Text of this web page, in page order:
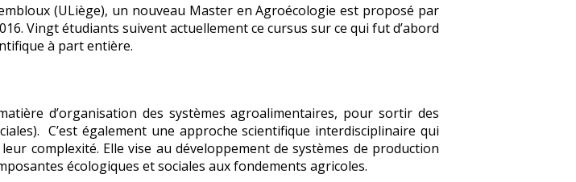
(ULiège), un nouveau Master en Agroécologie est proposé par
Vingt étudiants suivent actuellement ce cursus sur ce qui fut d’abord
à part entière.
d’organisation des systèmes agroalimentaires, pour sortir des
C’est également une approche scientifique interdisciplinaire qui
complexité. Elle vise au développement de systèmes de production
écologiques et sociales aux fondements agricoles.